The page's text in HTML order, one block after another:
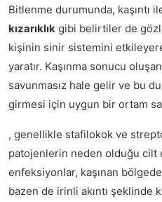
Bitlenme durumunda, kaşıntı
kızarıklık gibi belirtiler de
kişinin sinir sistemini
yaratır. Kaşınma sonucu
savunmasız hale gelir ve bu
girmesi için uygun bir ortam
, genellikle stafilokok ve
patojenlerin neden olduğu cilt
enfeksiyonlar, kaşınan
bazen de irinli akıntı şeklinde